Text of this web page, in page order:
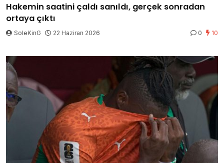
Hakemin saatini çaldı sanıldı, gerçek sonradan
ortaya çıktı
SoleKinG 22 Haziran 2026 0 10